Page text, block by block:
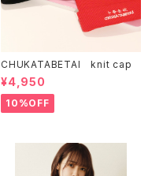
CHUKATABETAI knit cap
¥4,950
10%OFF